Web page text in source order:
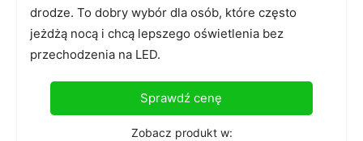
drodze. To dobry wybór dla osób, które często
jeżdżą nocą i chcą lepszego oświetlenia bez
przechodzenia na LED.
Sprawdź cenę
Zobacz produkt w: